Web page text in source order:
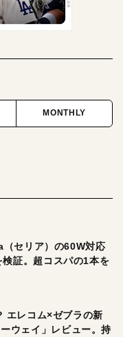
MONTHLY
セリア）の60W対応
証。超コスパの1本を
エレコム×ゼブラの新
ウェイ」レビュー。持